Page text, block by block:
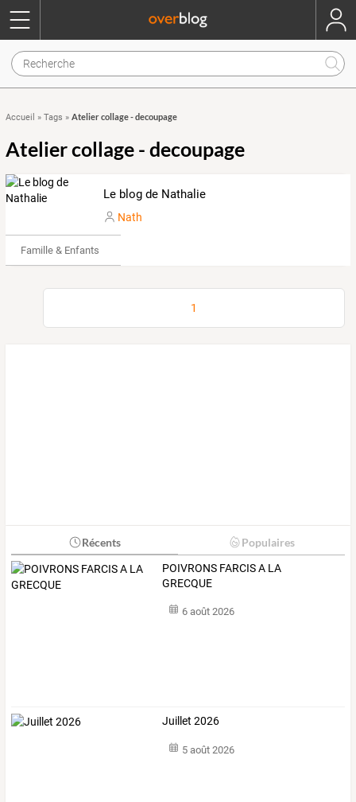
Accueil » Tags » Atelier collage - decoupage
Atelier collage - decoupage
Le blog de Nathalie
Nath
Famille & Enfants
1
Récents Populaires
POIVRONS FARCIS A LA
GRECQUE
6 août 2026
Juillet 2026
5 août 2026